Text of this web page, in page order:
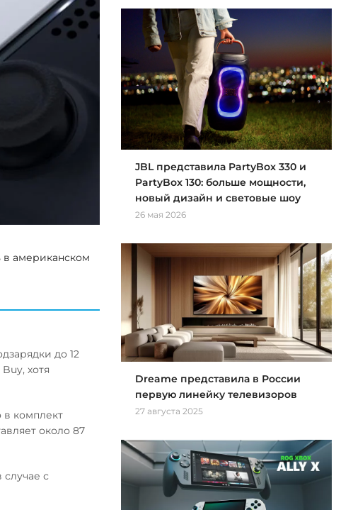
в американском
до 12
хотя
в комплект
около 87
случае с
JBL представила PartyBox 330 и
PartyBox 130: больше мощности,
новый дизайн и световые шоу
26 мая 2026
Dreame представила в России
первую линейку телевизоров
27 августа 2025